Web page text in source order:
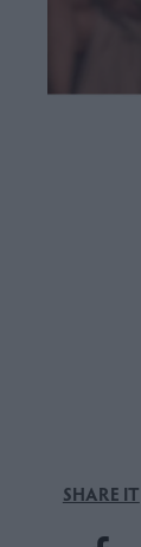
SHARE IT